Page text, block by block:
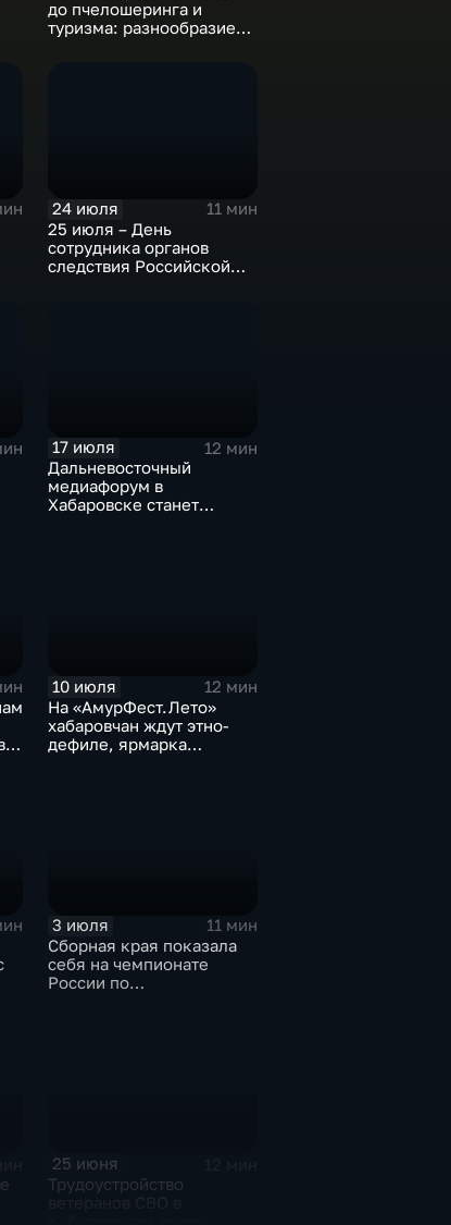
до пчелошеринга и
туризма: разнообразие
24 июля
11 мин
25 июля – День
сотрудника органов
следствия Российской
17 июля
12 мин
Дальневосточный
медиафорум в
Хабаровске станет
10 июля
12 мин
На «АмурФест.Лето»
хабаровчан ждут этно-
дефиле, ярмарка
3 июля
11 мин
Сборная края показала
себя на чемпионате
России по
25 июня
Трудоустройство